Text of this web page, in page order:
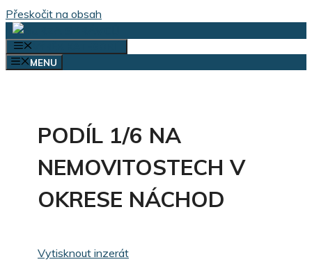
Přeskočit na obsah
MENU
PODÍL 1/6 NA
NEMOVITOSTECH V
OKRESE NÁCHOD
Vytisknout inzerát